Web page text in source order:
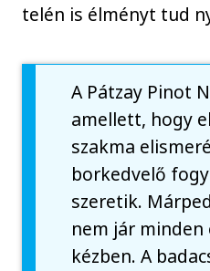
telén is élményt tud
A Pátzay Pinot
amellett, hogy
szakma
borkedvelő
szeretik.
nem jár minden
kézben. A